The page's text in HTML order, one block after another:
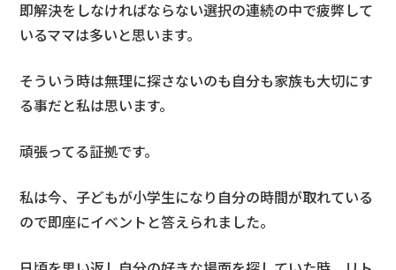
即解決をしなければならない選択の連続の中で疲弊して
いるママは多いと思います。
そういう時は無理に探さないのも自分も家族も大切にす
る事だと私は思います。
頑張ってる証拠です。
私は今、子どもが小学生になり自分の時間が取れている
ので即座にイベントと答えられました。